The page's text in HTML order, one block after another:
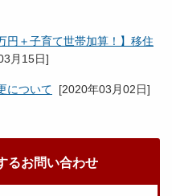
円＋子育て世帯加算！】移住
月15日]
について [2020年03月02日]
るお問い合わせ